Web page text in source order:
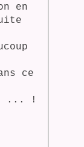
en
ce
... !